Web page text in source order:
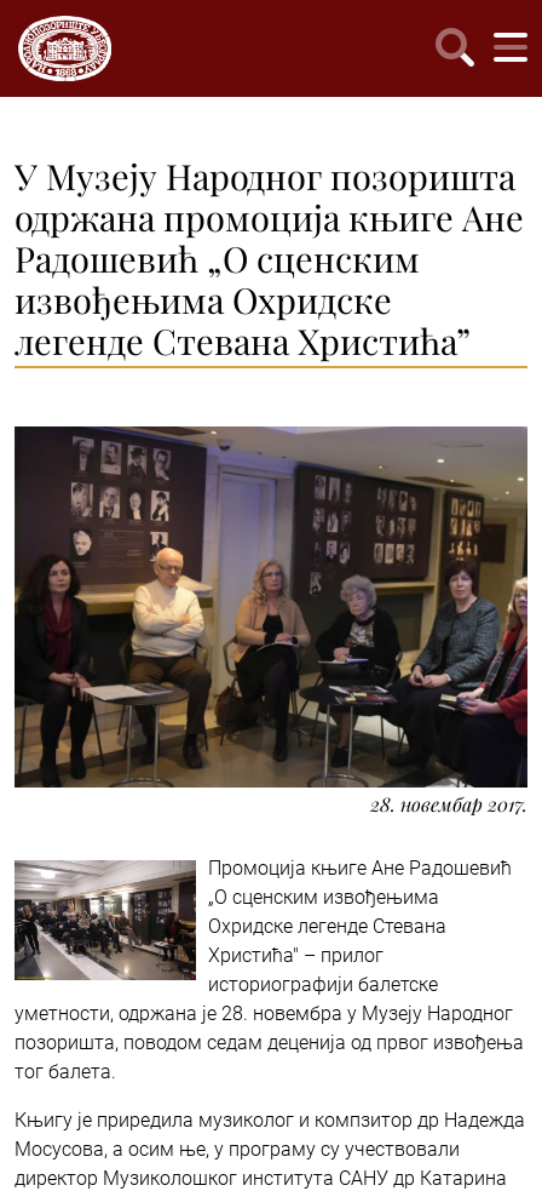
У Музеју Народног позоришта
одржана промоција књиге Ане
Радошевић „О сценским
извођењима Охридске
легенде Стевана Христића”
28. новембар 2017.
Промоција књиге Ане Радошевић
„О сценским извођењима
Охридске легенде Стевана
Христића" – прилог
историографији балетске
уметности, одржана је 28. новембра у Музеју Народног
позоришта, поводом седам деценија од првог извођења
тог балета.
Књигу је приредила музиколог и компзитор др Надежда
Мосусова, а осим ње, у програму су учествовали
директор Музиколошког института САНУ др Катарина